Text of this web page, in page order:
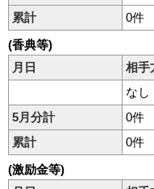
累計
0件
(香典等)
月日
相手
なし
5月分計
0件
累計
0件
(激励金等)